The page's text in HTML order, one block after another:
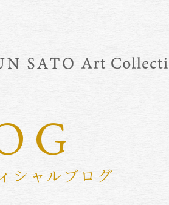
シャルブログ